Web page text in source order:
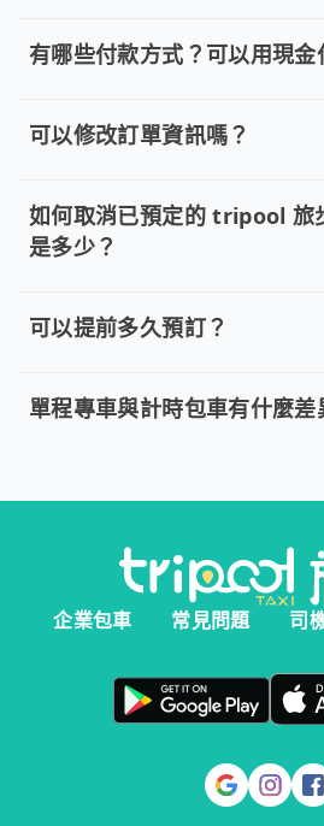
有哪些付款方式？可以用現金
可以修改訂單資訊嗎？
如何取消已預定的 tripool 旅
是多少？
可以提前多久預訂？
單程專車與計時包車有什麼差
企業包車 常見問題 司